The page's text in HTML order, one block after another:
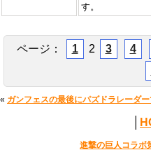
す。
ページ： 1 2 3 4
« ガンフェスの最後にパズドラレーダ
進撃の巨人コラボ